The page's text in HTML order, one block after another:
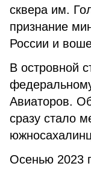
сквера им.
признание
России и
В островной
Авиаторов.
сразу стало
Осенью 2023